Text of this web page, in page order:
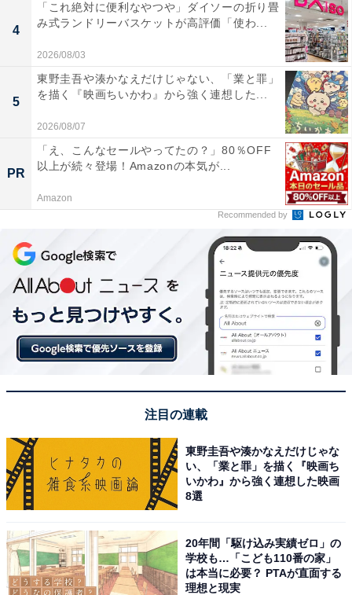
4
「これ絶対に便利なやつや」ダイソーの折り畳
み式ランドリーバスケットが高評価「使わ...
2026/08/03
5
東野圭吾や湊かなえだけじゃない、「業と罪」
を描く『映画ちいかわ』から強く連想した...
2026/08/07
PR
「え、こんなセールやってたの？」80％OFF
以上が続々登場！Amazonの本気が...
Amazon
Recommended by
注目の連載
東野圭吾や湊かなえだけじゃな
い、「業と罪」を描く『映画ち
いかわ』から強く連想した映画
8選
20年間「駆け込み実績ゼロ」の
学校も…「こども110番の家」
は本当に必要？ PTAが直面する
理想と現実